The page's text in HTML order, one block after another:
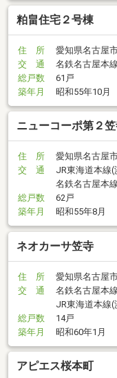
粕畠住宅２号棟
住 所
愛知県名古屋
交 通
名鉄名古屋本
総戸数
61戸
築年月
昭和55年10月
ニューコーポ第２
住 所
愛知県名古屋
交 通
JR東海道本線
名鉄名古屋本
総戸数
62戸
築年月
昭和55年8月
ネオカーサ笠寺
住 所
愛知県名古屋
交 通
名鉄名古屋本
JR東海道本線
総戸数
14戸
築年月
昭和60年1月
アピエス桜本町